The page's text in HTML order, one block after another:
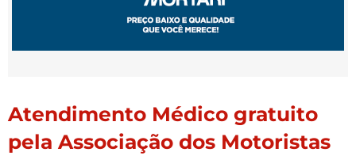
Atendimento Médico gratuito
pela Associação dos Motoristas